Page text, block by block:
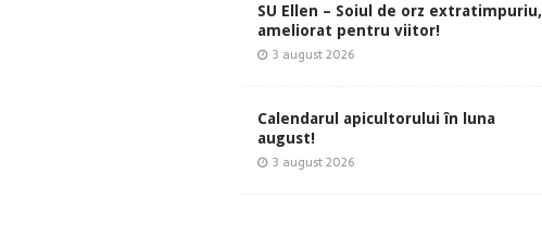
SU Ellen – Soiul de orz extratimpuriu,
ameliorat pentru viitor!
3 august 2026
Calendarul apicultorului în luna
august!
3 august 2026